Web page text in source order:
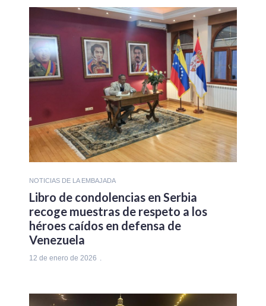
NOTICIAS DE LA EMBAJADA
Libro de condolencias en Serbia
recoge muestras de respeto a los
héroes caídos en defensa de
Venezuela
12 de enero de 2026